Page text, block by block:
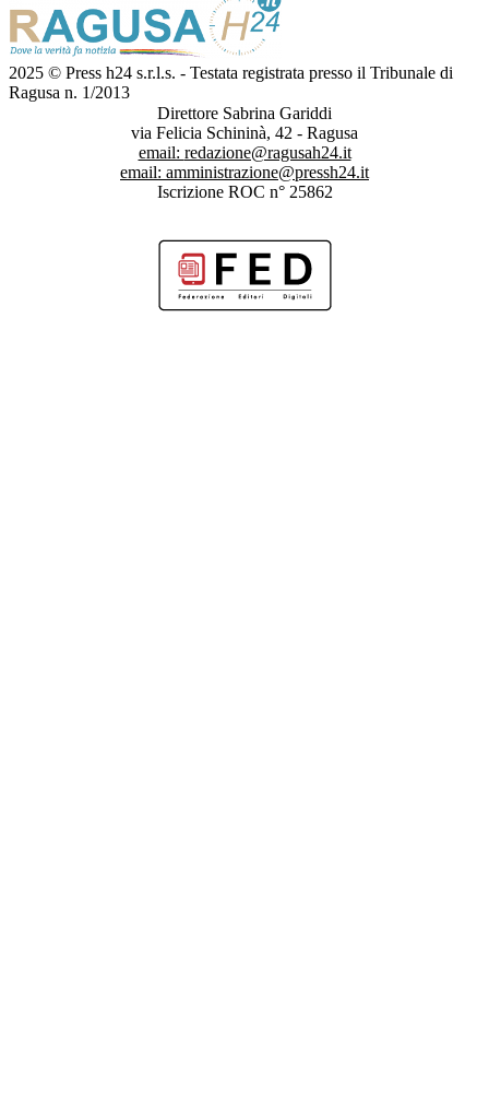
2025 © Press h24 s.r.l.s. - Testata registrata presso il Tribunale di
Ragusa n. 1/2013
Direttore Sabrina Gariddi
via Felicia Schininà, 42 - Ragusa
email: redazione@ragusah24.it
email: amministrazione@pressh24.it
Iscrizione ROC n° 25862